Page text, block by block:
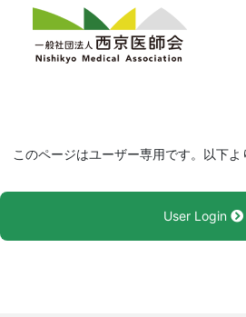
content
このページはユーザー専用です。以下よ
User Login